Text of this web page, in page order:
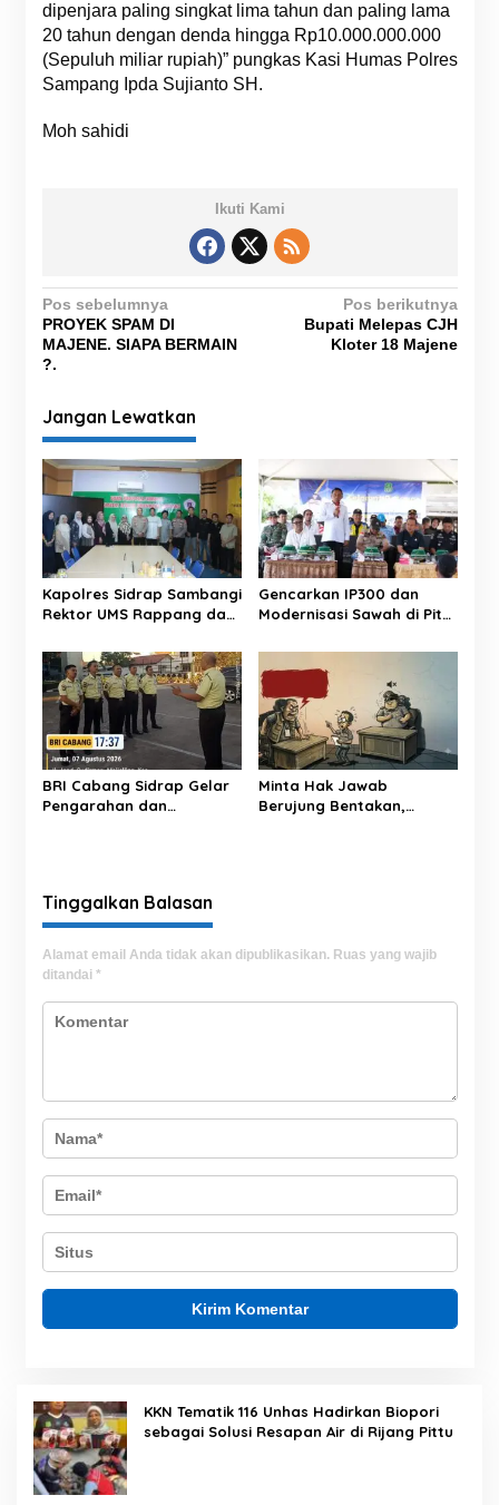
dipenjara paling singkat lima tahun dan paling lama
20 tahun dengan denda hingga Rp10.000.000.000
(Sepuluh miliar rupiah)” pungkas Kasi Humas Polres
Sampang Ipda Sujianto SH.
Moh sahidi
Ikuti Kami
N
a
v
i
g
a
s
i
p
o
s
Pos sebelumnya
PROYEK SPAM DI
MAJENE. SIAPA BERMAIN
?.
Pos berikutnya
Bupati Melepas CJH
Kloter 18 Majene
Jangan Lewatkan
Kapolres Sidrap Sambangi
Rektor UMS Rappang dan
Kampus dan Kepolisian
Gencarkan IP300 dan
Modernisasi Sawah di Pitu
Targetkan Panen 3 Kali
Setahun
BRI Cabang Sidrap Gelar
Pengarahan dan
Minta Hak Jawab
Berujung Bentakan,
Tinggalkan Balasan
Alamat email Anda tidak akan dipublikasikan. Ruas yang wajib
ditandai *
KKN Tematik 116 Unhas Hadirkan Biopori
sebagai Solusi Resapan Air di Rijang Pittu